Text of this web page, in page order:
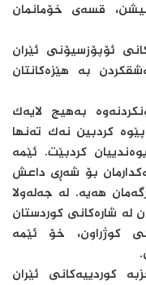
قسەی خۆمانمان
ئۆپۆزسیۆنی ئێران
بە هێزەکانتان
بەهیچ لایەک
پێوە کردبین نەک تەنها
کردبێت. ئێمە
بۆ شەڕی داعش
هەیە. لە جەلەولا
شارەکانی کوردستان
کوژراون، خۆ ئێمە
کوردییەکانی ئێران